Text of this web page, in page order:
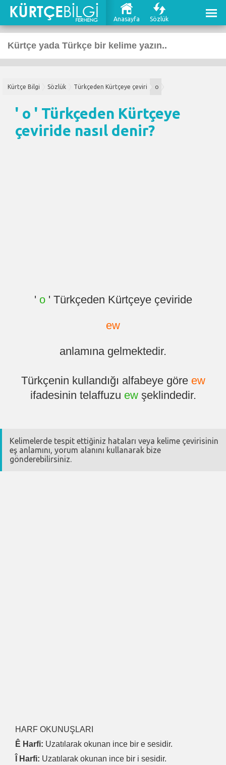
Anasayfa Sözlük
Kürtçe Bilgi Sözlük Türkçeden Kürtçeye çeviri o
' o ' Türkçeden Kürtçeye
çeviride nasıl denir?
' o' Türkçeden Kürtçeye çeviride
ew
anlamına gelmektedir.
Türkçenin kullandığı alfabeye göre ew
ifadesinin telaffuzu ewşeklindedir.
Kelimelerde tespit ettiğiniz hataları veya kelime çevirisinin
eş anlamını, yorum alanını kullanarak bize
gönderebilirsiniz.
HARF OKUNUŞLARI
Ê Harfi: Uzatılarak okunan ince bir e sesidir.
Î Harfi: Uzatılarak okunan ince bir i sesidir.